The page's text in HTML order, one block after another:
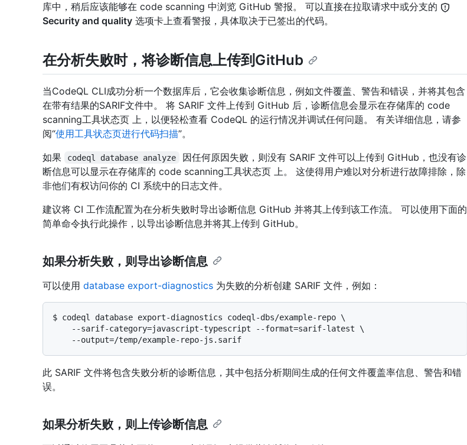
库中，稍后应该能够在 code scanning 中浏览 GitHub 警报。 可以直接在拉取请求中或分支的
Security and quality 选项卡上查看警报，具体取决于已签出的代码。
在分析失败时，将诊断信息上传到GitHub
当CodeQL CLI成功分析一个数据库后，它会收集诊断信息，例如文件覆盖、警告和错误，并将其包含
在带有结果的SARIF文件中。 将 SARIF 文件上传到 GitHub 后，诊断信息会显示在存储库的 code
scanning工具状态页 上，以便轻松查看 CodeQL 的运行情况并调试任何问题。 有关详细信息，请参
阅“使用工具状态页进行代码扫描”。
如果
codeql database analyze
因任何原因失败，则没有 SARIF 文件可以上传到 GitHub，也没有诊
断信息可以显示在存储库的 code scanning工具状态页 上。 这使得用户难以对分析进行故障排除，除
非他们有权访问你的 CI 系统中的日志文件。
建议将 CI 工作流配置为在分析失败时导出诊断信息 GitHub 并将其上传到该工作流。 可以使用下面的
简单命令执行此操作，以导出诊断信息并将其上传到 GitHub。
如果分析失败，则导出诊断信息
可以使用 database export-diagnostics 为失败的分析创建 SARIF 文件，例如：
$ codeql database export-diagnostics codeql-dbs/example-repo \
    --output=/temp/example-repo-js.sarif
此 SARIF 文件将包含失败分析的诊断信息，其中包括分析期间生成的任何文件覆盖率信息、警告和错
误。
如果分析失败，则上传诊断信息